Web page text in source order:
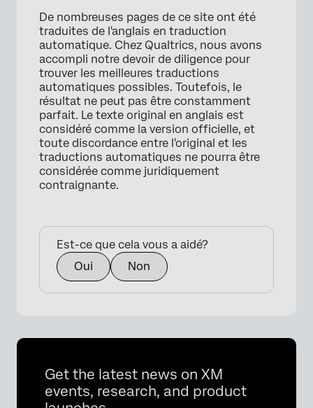
De nombreuses pages de ce site ont été
traduites de l'anglais en traduction
automatique. Chez Qualtrics, nous avons
accompli notre devoir de diligence pour
trouver les meilleures traductions
automatiques possibles. Toutefois, le
résultat ne peut pas être constamment
parfait. Le texte original en anglais est
considéré comme la version officielle, et
toute discordance entre l'original et les
traductions automatiques ne pourra être
considérée comme juridiquement
contraignante.
Est-ce que cela vous a aidé?
Oui
Non
Get the latest news on XM
events, research, and product